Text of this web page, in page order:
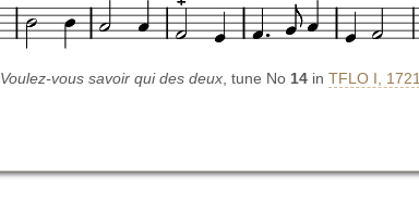
Voulez-vous savoir qui des deux , tune No 14 inTFLO I, 1721.